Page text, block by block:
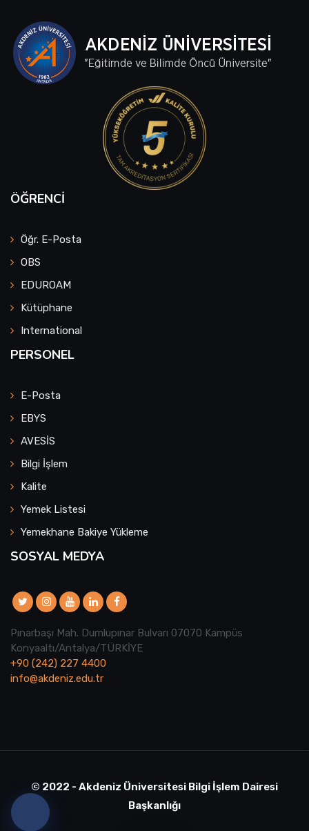
ÖĞRENCI
Öğr. E-Posta
OBS
EDUROAM
Kütüphane
International
PERSONEL
E-Posta
EBYS
AVESİS
Bilgi İşlem
Kalite
Yemek Listesi
Yemekhane Bakiye Yükleme
SOSYAL MEDYA
Pınarbaşı Mah. Dumlupınar Bulvarı 07070 Kampüs
Konyaaltı/Antalya/TÜRKİYE
+90 (242) 227 4400
info@akdeniz.edu.tr
© 2022 - Akdeniz Üniversitesi Bilgi İşlem Dairesi
Başkanlığı